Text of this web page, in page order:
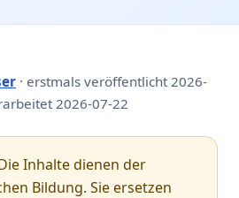
· erstmals veröffentlicht 2026-
2026-07-22
Inhalte dienen der
Bildung. Sie ersetzen